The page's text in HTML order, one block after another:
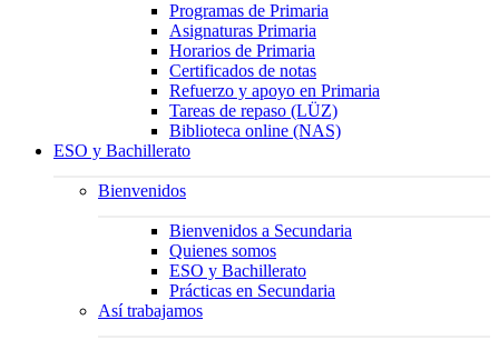
Programas de Primaria
Asignaturas Primaria
Horarios de Primaria
Certificados de notas
Refuerzo y apoyo en Primaria
Tareas de repaso (LÜZ)
Biblioteca online (NAS)
ESO y Bachillerato
Bienvenidos
Bienvenidos a Secundaria
Quienes somos
ESO y Bachillerato
Prácticas en Secundaria
Así trabajamos